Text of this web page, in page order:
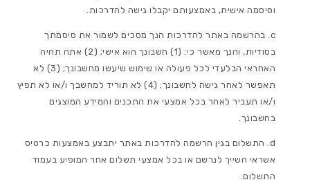
וסיסמה אישית, באמצעותם יקבלו גישה להדרכות.
בהרשמה באתר להדרכות הנך מסכים לשמור את סיסמתך
בסודיות, והנך מאשר כי: (1) חשבונך הוא אישי; (2) אתה תהיה
האחראי הבלעדי לכל פעולה או שימוש שיעשו מחשבונך; (3) לא
תאפשר לאחר גישה לחשבונך; (4) לא תוריד למחשבך ו/או לא תפיץ
ו/או תעביר לאחר בכל אמצעי את התכנים והמידע המוצגים
בחשבונך.
התשלום בגין הרשמה להדרכות באתר יתבצע באמצעות כרטיס
אשראי השייך לנרשם או בכל אמצעי תשלום אחר המופיע בעמוד
התשלום.